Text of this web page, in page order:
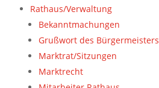
Rathaus/Verwaltung
Bekanntmachungen
Grußwort des Bürgermeisters
Marktrat/Sitzungen
Marktrecht